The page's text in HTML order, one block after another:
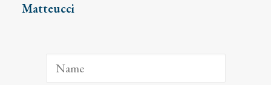
Matteucci